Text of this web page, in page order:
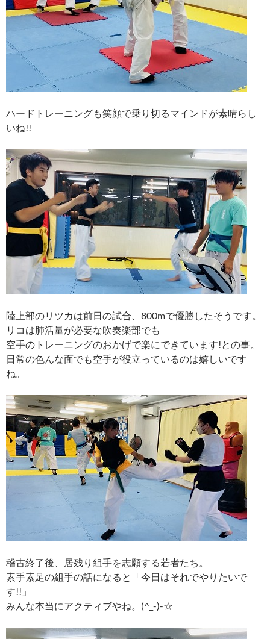
ハードトレーニングも笑顔で乗り切るマインドが素晴らし
いね!!
陸上部のリツカは前日の試合、800mで優勝したそうです。
リコは肺活量が必要な吹奏楽部でも
空手のトレーニングのおかげで楽にできています!との事。
日常の色んな面でも空手が役立っているのは嬉しいです
ね。
稽古終了後、居残り組手を志願する若者たち。
素手素足の組手の話になると「今日はそれでやりたいで
す!!」
みんな本当にアクティブやね。(^_-)-☆